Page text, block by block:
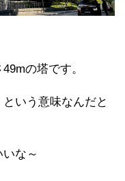
の塔です。
という意味なんだと
な～